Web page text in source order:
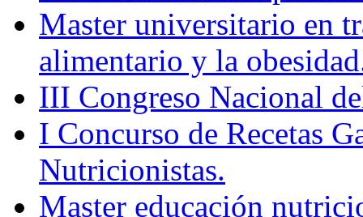
Master universitario en
alimentario y la
III Congreso Nacional
I Concurso de Recetas
Nutricionistas.
Master educación